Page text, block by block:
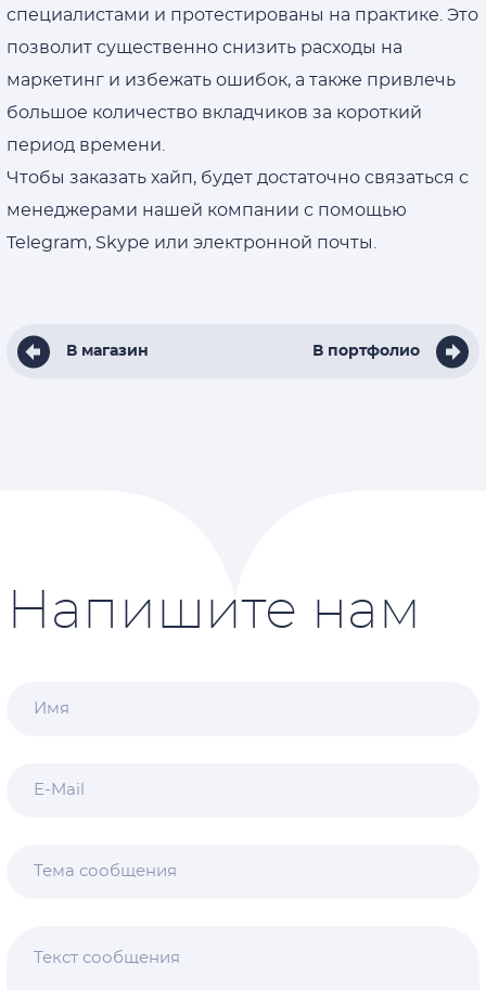
специалистами и протестированы на практике. Это
позволит существенно снизить расходы на
маркетинг и избежать ошибок, а также привлечь
большое количество вкладчиков за короткий
период времени.
Чтобы заказать хайп, будет достаточно связаться с
менеджерами нашей компании с помощью
Telegram, Skype или электронной почты.
В магазин В портфолио
Напишите нам